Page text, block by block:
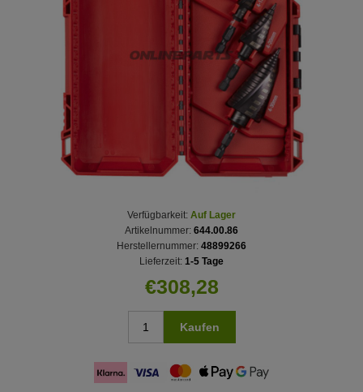
Verfügbarkeit: Auf Lager
Artikelnummer: 644.00.86
Herstellernummer: 48899266
Lieferzeit: 1-5 Tage
€308,28
Kaufen